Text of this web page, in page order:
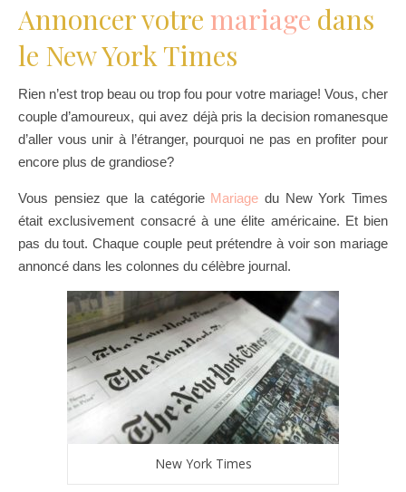
Annoncer votre mariage dans
le New York Times
Rien n’est trop beau ou trop fou pour votre mariage! Vous, cher
couple d’amoureux, qui avez déjà pris la decision romanesque
d’aller vous unir à l’étranger, pourquoi ne pas en profiter pour
encore plus de grandiose?
Vous pensiez que la catégorie Mariage du New York Times
était exclusivement consacré à une élite américaine. Et bien
pas du tout. Chaque couple peut prétendre à voir son mariage
annoncé dans les colonnes du célèbre journal.
New York Times